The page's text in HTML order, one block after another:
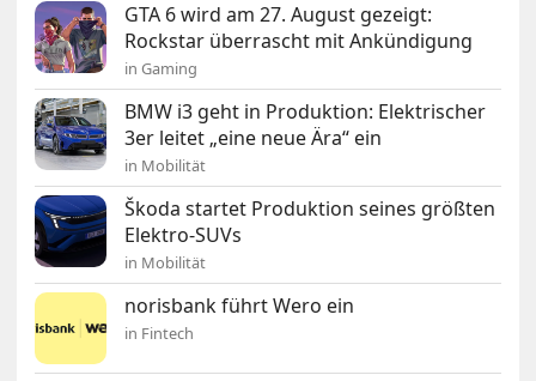
GTA 6 wird am 27. August gezeigt:
Rockstar überrascht mit Ankündigung
in Gaming
BMW i3 geht in Produktion: Elektrischer
3er leitet „eine neue Ära“ ein
in Mobilität
Škoda startet Produktion seines größten
Elektro-SUVs
in Mobilität
norisbank führt Wero ein
in Fintech